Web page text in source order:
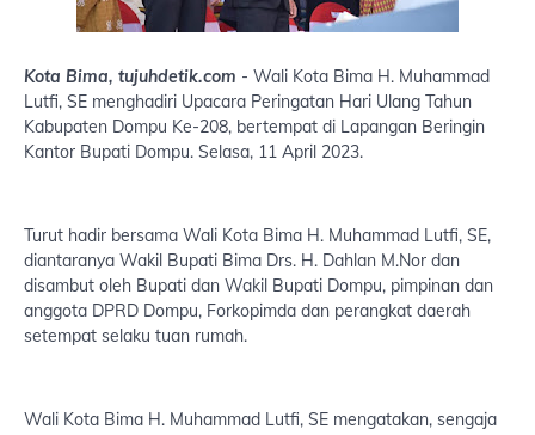
Kota Bima, tujuhdetik.com - Wali Kota Bima H. Muhammad
Lutfi, SE menghadiri Upacara Peringatan Hari Ulang Tahun
Kabupaten Dompu Ke-208, bertempat di Lapangan Beringin
Kantor Bupati Dompu. Selasa, 11 April 2023.
Turut hadir bersama Wali Kota Bima H. Muhammad Lutfi, SE,
diantaranya Wakil Bupati Bima Drs. H. Dahlan M.Nor dan
disambut oleh Bupati dan Wakil Bupati Dompu, pimpinan dan
anggota DPRD Dompu, Forkopimda dan perangkat daerah
setempat selaku tuan rumah.
Wali Kota Bima H. Muhammad Lutfi, SE mengatakan, sengaja